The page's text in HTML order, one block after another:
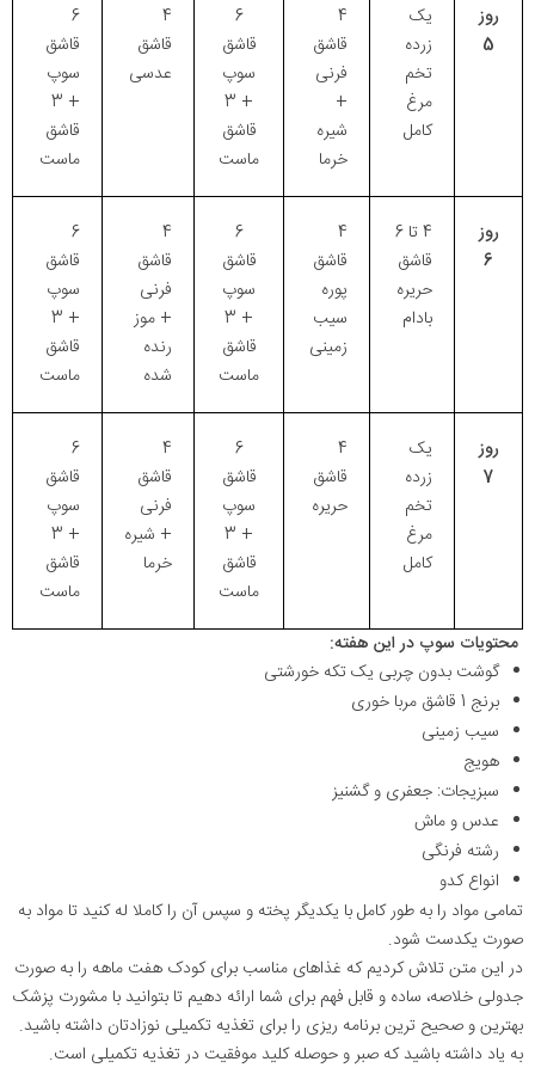
روز
5
یک
زرده
تخم
مرغ
کامل
4
قاشق
فرنی
+
شیره
خرما
6
قاشق
سوپ
+ 3
قاشق
ماست
4
قاشق
عدسی
6
قاشق
سوپ
+ 3
قاشق
ماست
روز
6
4 تا 6
قاشق
حریره
بادام
4
قاشق
پوره
سیب
زمینی
6
قاشق
سوپ
+ 3
قاشق
ماست
4
قاشق
فرنی
+ موز
رنده
شده
6
قاشق
سوپ
+ 3
قاشق
ماست
روز
7
یک
زرده
تخم
مرغ
کامل
4
قاشق
حریره
6
قاشق
سوپ
+ 3
قاشق
ماست
4
قاشق
فرنی
+ شیره
خرما
6
قاشق
سوپ
+ 3
قاشق
ماست
محتویات سوپ در این هفته:
گوشت بدون چربی یک تکه خورشتی
برنج 1 قاشق مربا خوری
سیب زمینی
هویج
سبزیجات: جعفری و گشنیز
عدس و ماش
رشته فرنگی
انواع کدو
تمامی مواد را به طور کامل با یکدیگر پخته و سپس آن را کاملا له کنید تا مواد به
صورت یکدست شود.
در این متن تلاش کردیم که غذاهای مناسب برای کودک هفت ماهه را به صورت
جدولی خلاصه، ساده و قابل فهم برای شما ارائه دهیم تا بتوانید با مشورت پزشک
بهترین و صحیح ترین برنامه ریزی را برای تغذیه تکمیلی نوزادتان داشته باشید.
به یاد داشته باشید که صبر و حوصله کلید موفقیت در تغذیه تکمیلی است.